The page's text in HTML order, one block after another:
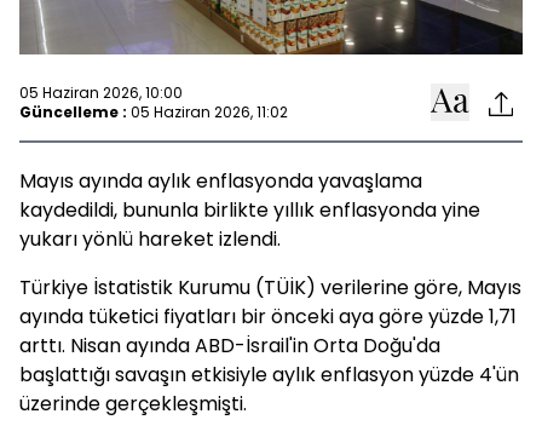
05 Haziran 2026, 10:00
Güncelleme : 05 Haziran 2026, 11:02
Mayıs ayında aylık enflasyonda yavaşlama
kaydedildi, bununla birlikte yıllık enflasyonda yine
yukarı yönlü hareket izlendi.
Türkiye İstatistik Kurumu (TÜİK) verilerine göre, Mayıs
ayında tüketici fiyatları bir önceki aya göre yüzde 1,71
arttı. Nisan ayında ABD-İsrail'in Orta Doğu'da
başlattığı savaşın etkisiyle aylık enflasyon yüzde 4'ün
üzerinde gerçekleşmişti.